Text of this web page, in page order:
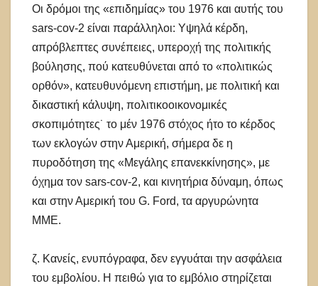
Οι δρόμοι της «επιδημίας» του 1976 και αυτής του
sars-cov-2 είναι παράλληλοι: Υψηλά κέρδη,
απρόβλεπτες συνέπειες, υπεροχή της πολιτικής
βούλησης, πού κατευθύνεται από το «πολιτικώς
ορθόν», κατευθυνόμενη επιστήμη, με πολιτική και
δικαστική κάλυψη, πολιτικοοικονομικές
σκοπιμότητες˙ το μέν 1976 στόχος ήτο το κέρδος
των εκλογών στην Αμερική, σήμερα δε η
πυροδότηση της «Μεγάλης επανεκκίνησης», με
όχημα τον sars-cov-2, και κινητήρια δύναμη, όπως
και στην Αμερική του G. Ford, τα αργυρώνητα
ΜΜΕ.
ζ. Κανείς, ενυπόγραφα, δεν εγγυάται την ασφάλεια
του εμβολίου. Η πειθώ για το εμβόλιο στηρίζεται